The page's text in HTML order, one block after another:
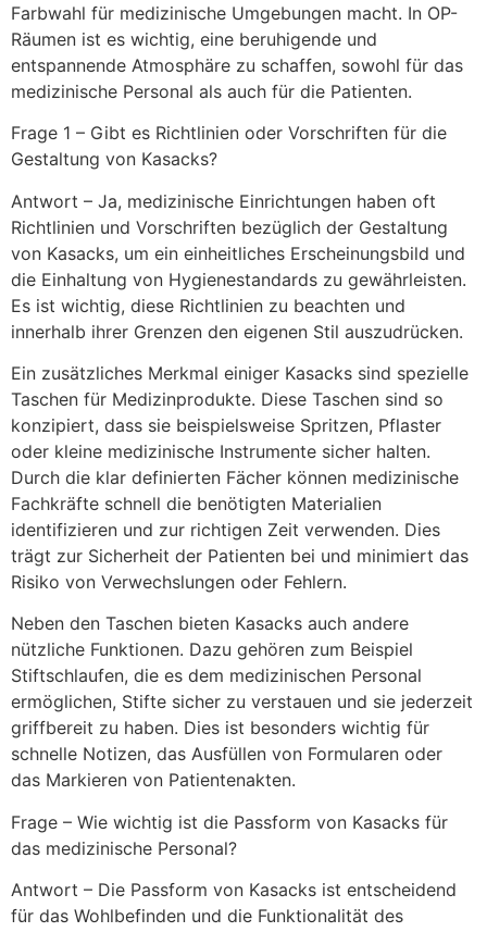
Farbwahl für medizinische Umgebungen macht. In OP-
Räumen ist es wichtig, eine beruhigende und
entspannende Atmosphäre zu schaffen, sowohl für das
medizinische Personal als auch für die Patienten.
Frage 1 – Gibt es Richtlinien oder Vorschriften für die
Gestaltung von Kasacks?
Antwort – Ja, medizinische Einrichtungen haben oft
Richtlinien und Vorschriften bezüglich der Gestaltung
von Kasacks, um ein einheitliches Erscheinungsbild und
die Einhaltung von Hygienestandards zu gewährleisten.
Es ist wichtig, diese Richtlinien zu beachten und
innerhalb ihrer Grenzen den eigenen Stil auszudrücken.
Ein zusätzliches Merkmal einiger Kasacks sind spezielle
Taschen für Medizinprodukte. Diese Taschen sind so
konzipiert, dass sie beispielsweise Spritzen, Pflaster
oder kleine medizinische Instrumente sicher halten.
Durch die klar definierten Fächer können medizinische
Fachkräfte schnell die benötigten Materialien
identifizieren und zur richtigen Zeit verwenden. Dies
trägt zur Sicherheit der Patienten bei und minimiert das
Risiko von Verwechslungen oder Fehlern.
Neben den Taschen bieten Kasacks auch andere
nützliche Funktionen. Dazu gehören zum Beispiel
Stiftschlaufen, die es dem medizinischen Personal
ermöglichen, Stifte sicher zu verstauen und sie jederzeit
griffbereit zu haben. Dies ist besonders wichtig für
schnelle Notizen, das Ausfüllen von Formularen oder
das Markieren von Patientenakten.
Frage – Wie wichtig ist die Passform von Kasacks für
das medizinische Personal?
Antwort – Die Passform von Kasacks ist entscheidend
für das Wohlbefinden und die Funktionalität des